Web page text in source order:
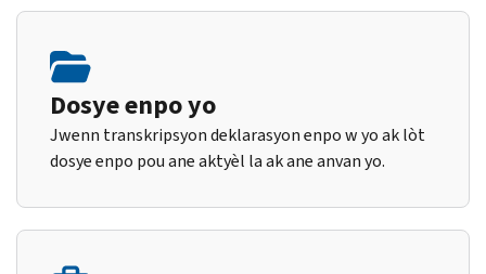
Dosye enpo yo
Jwenn transkripsyon deklarasyon enpo w yo ak lòt
dosye enpo pou ane aktyèl la ak ane anvan yo.